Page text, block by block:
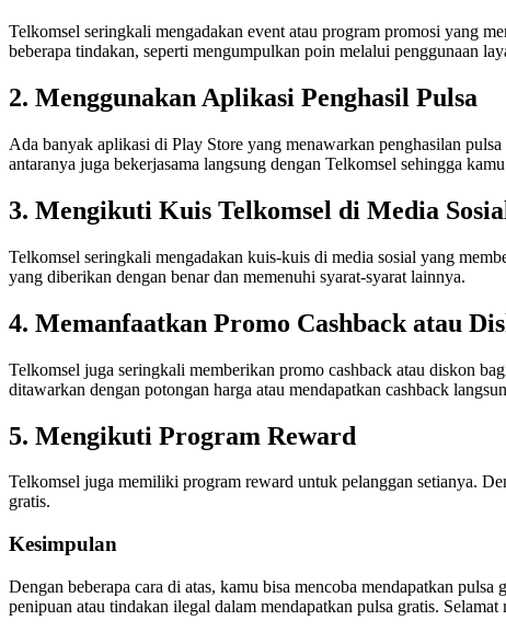
Telkomsel seringkali mengadakan event atau program promosi yang
beberapa tindakan, seperti mengumpulkan poin melalui penggunaan
2. Menggunakan Aplikasi Penghasil Pulsa
Ada banyak aplikasi di Play Store yang menawarkan penghasilan
antaranya juga bekerjasama langsung dengan Telkomsel sehingga
3. Mengikuti Kuis Telkomsel di Media
Telkomsel seringkali mengadakan kuis-kuis di media sosial yang
yang diberikan dengan benar dan memenuhi syarat-syarat lainnya.
4. Memanfaatkan Promo Cashback atau
Telkomsel juga seringkali memberikan promo cashback atau diskon
ditawarkan dengan potongan harga atau mendapatkan cashback
5. Mengikuti Program Reward
Telkomsel juga memiliki program reward untuk pelanggan setianya.
gratis.
Kesimpulan
Dengan beberapa cara di atas, kamu bisa mencoba mendapatkan
penipuan atau tindakan ilegal dalam mendapatkan pulsa gratis. Selamat